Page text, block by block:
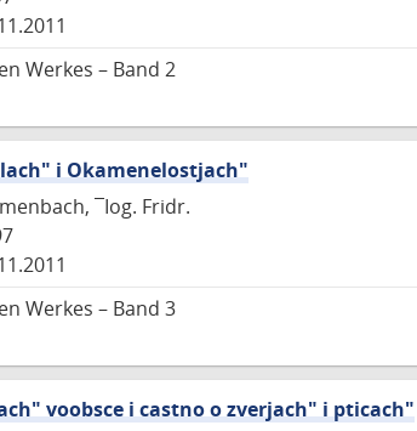
Werkes – Band 2
i Okamenelostjach"
¯Iog. Fridr.
Werkes – Band 3
voobsce i castno o zverjach" i pticach"